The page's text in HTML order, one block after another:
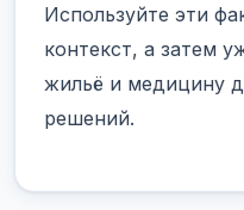
Используйте эти
контекст, а затем
жильё и медицину
решений.